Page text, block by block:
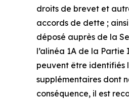
droits de brevet et
accords de dette ;
déposé auprès de la
l’alinéa 1A de la
peuvent être identifiés
supplémentaires dont
conséquence, il est